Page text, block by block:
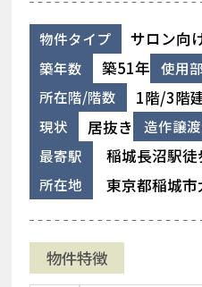
物件タイプ サロン向
築年数 築51年 使用
所在階/階数 1階/3階
現状 居抜き 造作譲
最寄駅 稲城長沼駅
所在地 東京都稲城
物件特徴